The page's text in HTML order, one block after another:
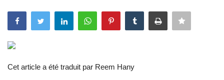
Terms & Conditions
Héritage de Gamal Abdel Nasser
Cet article a été traduit par Reem Hany